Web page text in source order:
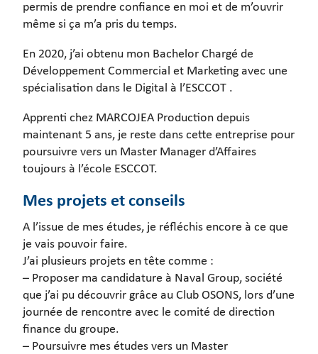
permis de prendre confiance en moi et de m’ouvrir
même si ça m’a pris du temps.
En 2020, j’ai obtenu mon Bachelor Chargé de
Développement Commercial et Marketing avec une
spécialisation dans le Digital à l’ESCCOT .
Apprenti chez MARCOJEA Production depuis
maintenant 5 ans, je reste dans cette entreprise pour
poursuivre vers un Master Manager d’Affaires
toujours à l’école ESCCOT.
Mes projets et conseils
A l’issue de mes études, je réfléchis encore à ce que
je vais pouvoir faire.
J’ai plusieurs projets en tête comme :
– Proposer ma candidature à Naval Group, société
que j’ai pu découvrir grâce au Club OSONS, lors d’une
journée de rencontre avec le comité de direction
finance du groupe.
– Poursuivre mes études vers un Master